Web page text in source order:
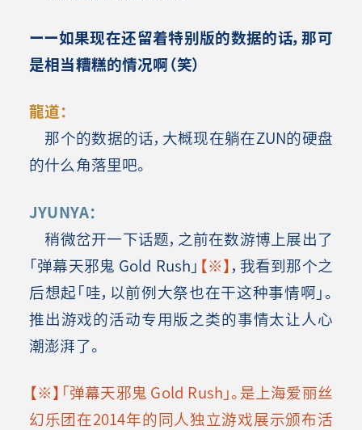
ーー如果现在还留着特别版的数据的话，那可
是相当糟糕的情况啊（笑）
龍道：
那个的数据的话，大概现在躺在ZUN的硬盘
的什么角落里吧。
JYUNYA：
稍微岔开一下话题，之前在数游博上展出了
「弹幕天邪鬼 Gold Rush」 【※】，我看到那个之
后想起「哇，以前例大祭也在干这种事情啊」。
推出游戏的活动专用版之类的事情太让人心
潮澎湃了。
【※】「弹幕天邪鬼 Gold Rush」。是上海爱丽丝
幻乐团在2014年的同人独立游戏展示颁布活